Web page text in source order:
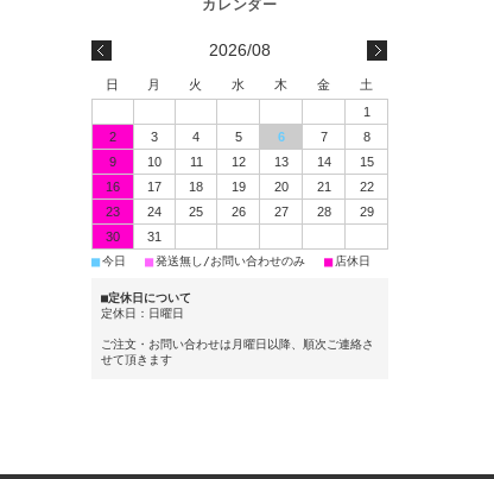
2026/08
日 月 火 水 木 金
土
1
2
3 4 5 6 7
8
9
10 11 12 13 14
15
16
17 18 19 20 21
22
23
24 25 26 27 28
29
30
31
■今日 ■発送無し/お問い合わせのみ ■ 店休日
■定休日について
定休日：日曜日
ご注文・お問い合わせは月曜日以降、順次ご連絡さ
せて頂きます